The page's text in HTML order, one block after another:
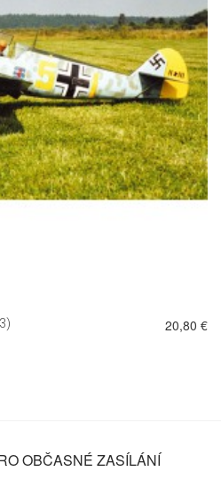
20,80 €
DETAIL
OBČASNÉ ZASÍLÁNÍ